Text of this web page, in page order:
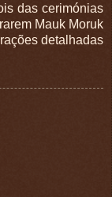
das cerimónias
Mauk Moruk
detalhadas